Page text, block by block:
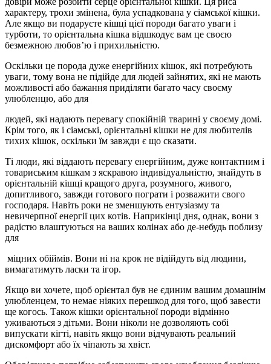
характеру, трохи змінена, була успадкована у сіамської кішки.
Але якщо ви подаруєте кішці цієї породи багато уваги і
турботи, то орієнтальна кішка відшкодує вам це своєю
безмежною любов’ю і прихильністю.
Оскільки це порода дуже енергійних кішок, які потребують
уваги, тому вона не підійде для людей зайнятих, які не мають
можливості або бажання приділяти багато часу своєму
улюбленцю, або для
людей, які надають перевагу спокійній тварині у своєму домі.
Крім того, як і сіамські, орієнтальні кішки не для любителів
тихих кішок, оскільки їм завжди є що сказати.
Ті люди, які віддають перевагу енергійним, дуже контактним і
товариським кішкам з яскравою індивідуальністю, знайдуть в
орієнтальній кішці кращого друга, розумного, живого,
допитливого, завжди готового пограти і розважити свого
господаря. Навіть роки не зменшують ентузіазму та
невичерпної енергії цих котів. Наприкінці дня, однак, вони з
радістю влаштуються на ваших колінах або де-небудь поблизу
для
міцних обіймів. Вони ні на крок не відійдуть від людини,
вимагатимуть ласки та ігор.
Якщо ви хочете, щоб орієнтал був не єдиним вашим домашнім
улюбленцем, то немає ніяких перешкод для того, щоб завести
ще когось. Також кішки орієнтальної породи відмінно
уживаються з дітьми. Вони ніколи не дозволяють собі
випускати кігті, навіть якщо вони відчувають реальний
дискомфорт або їх чіпають за хвіст.